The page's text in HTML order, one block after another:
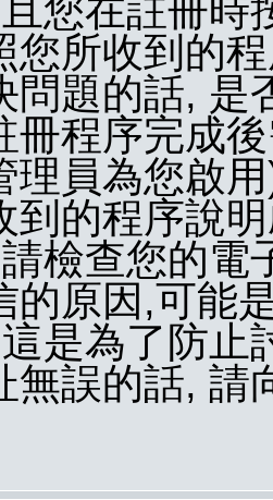
您在註冊時
您所收到的
問題的話, 是
冊程序完成
理員為您啟
到的程序說
檢查您的電
的原因,可能
是為了防止
無誤的話, 請